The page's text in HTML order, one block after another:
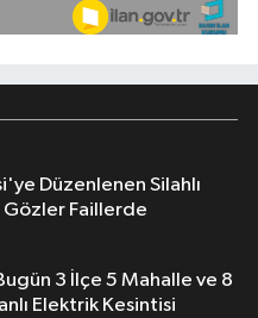
Silahlı
Gözler Faillerde
3 İlçe 5 Mahalle ve 8
Elektrik Kesintisi